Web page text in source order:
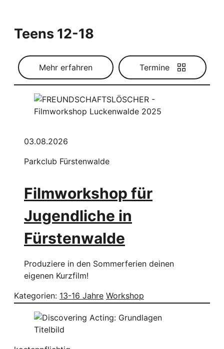
Teens 12-18
Mehr erfahren Termine
03.08.2026
Parkclub Fürstenwalde
Filmworkshop für
Jugendliche in
Fürstenwalde
Produziere in den Sommerferien deinen
eigenen Kurzfilm!
Kategorien: 13-16 Jahre Workshop